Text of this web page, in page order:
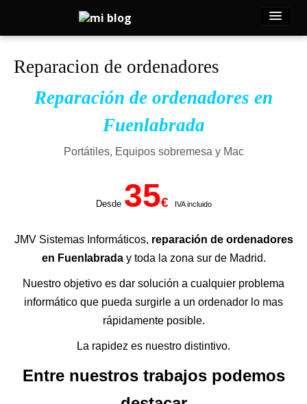
Reparacion de ordenadores
Reparación de ordenadores en
Fuenlabrada
Portátiles, Equipos sobremesa y Mac
Desde 35€ IVA incluido
JMV Sistemas Informáticos, reparación de ordenadores
en Fuenlabraday toda la zona sur de Madrid.
Nuestro objetivo es dar solución a cualquier problema
informático que pueda surgirle a un ordenador lo mas
rápidamente posible.
La rapidez es nuestro distintivo.
Entre nuestros trabajos podemos